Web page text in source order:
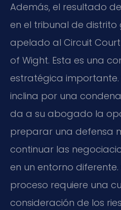
Además, el resultado
en el tribunal de
apelado al Circuit
of Wight. Esta es una
estratégica importante.
inclina por una
da a su abogado la
preparar una defensa
continuar las
en un entorno
proceso requiere una
consideración de los